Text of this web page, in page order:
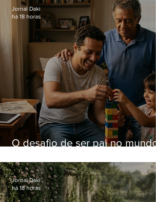
O desafio de ser pai no mundo
Jornal Daki
há 18 horas
Jornal Daki
há 18 horas